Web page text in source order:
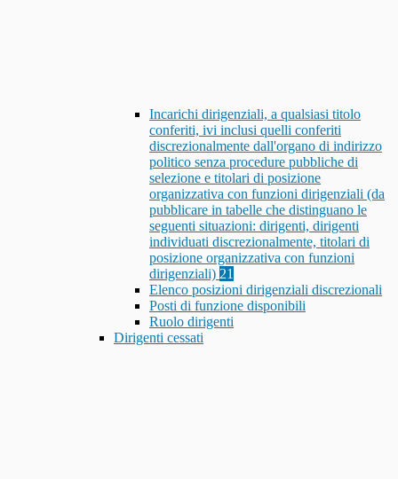
Incarichi dirigenziali, a qualsiasi titolo
conferiti, ivi inclusi quelli conferiti
discrezionalmente dall'organo di indirizzo
politico senza procedure pubbliche di
selezione e titolari di posizione
organizzativa con funzioni dirigenziali (da
pubblicare in tabelle che distinguano le
seguenti situazioni: dirigenti, dirigenti
individuati discrezionalmente, titolari di
posizione organizzativa con funzioni
dirigenziali) 21
Elenco posizioni dirigenziali discrezionali
Posti di funzione disponibili
Ruolo dirigenti
Dirigenti cessati